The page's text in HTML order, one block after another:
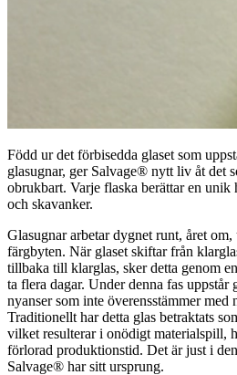
Född ur det förbisedda glaset som
glasugnar, ger Salvage® nytt liv åt det
obrukbart. Varje flaska berättar en
och skavanker.
Glasugnar arbetar dygnet runt, året om,
färgbyten. När glaset skiftar från
tillbaka till klarglas, sker detta genom
ta flera dagar. Under denna fas uppstår
nyanser som inte överensstämmer med
Traditionellt har detta glas betraktats
vilket resulterar i onödigt materialspill,
förlorad produktionstid. Det är just i
Salvage® har sitt ursprung.